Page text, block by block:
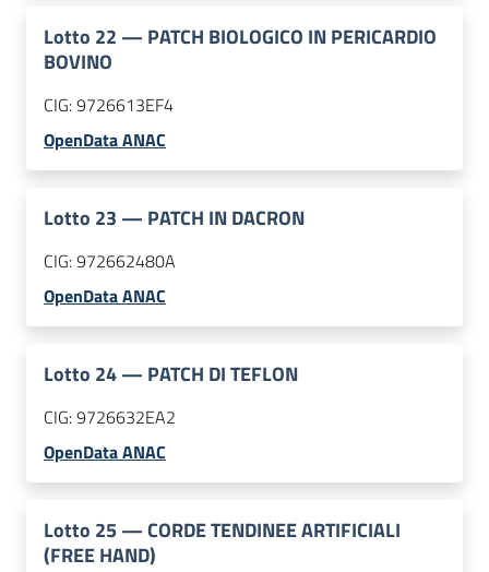
Lotto 22 — PATCH BIOLOGICO IN PERICARDIO
BOVINO
CIG:9726613EF4
OpenData ANAC
Lotto 23 — PATCH IN DACRON
CIG:972662480A
OpenData ANAC
Lotto 24— PATCH DI TEFLON
CIG:9726632EA2
OpenData ANAC
Lotto 25—CORDE TENDINEE ARTIFICIALI
(FREE HAND)